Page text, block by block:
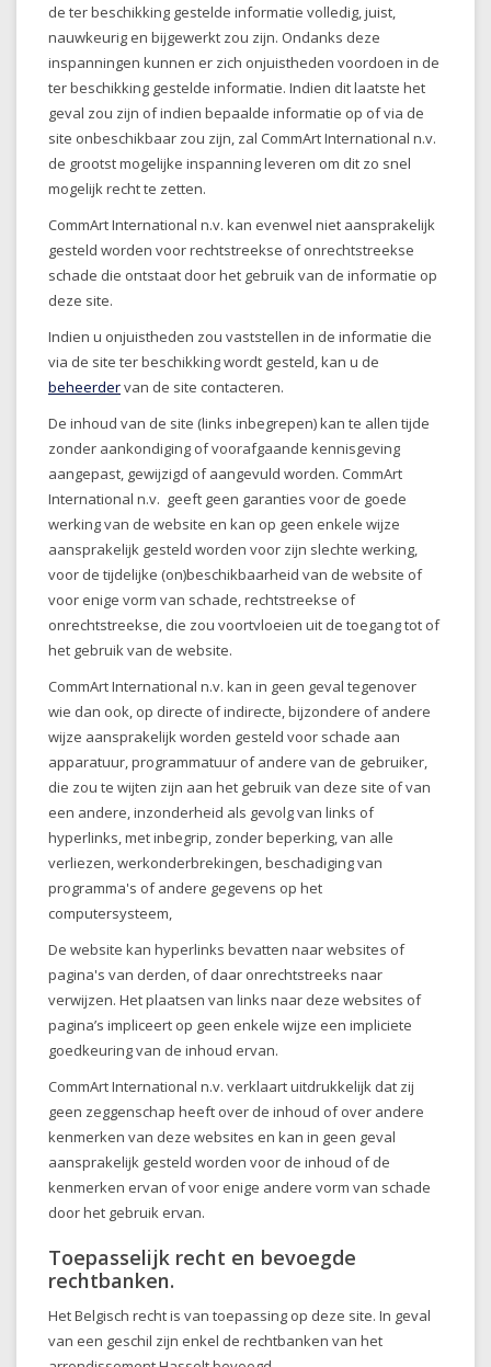
de ter beschikking gestelde informatie volledig, juist,
nauwkeurig en bijgewerkt zou zijn. Ondanks deze
inspanningen kunnen er zich onjuistheden voordoen in de
ter beschikking gestelde informatie. Indien dit laatste het
geval zou zijn of indien bepaalde informatie op of via de
site onbeschikbaar zou zijn, zal CommArt International n.v.
de grootst mogelijke inspanning leveren om dit zo snel
mogelijk recht te zetten.
CommArt International n.v. kan evenwel niet aansprakelijk
gesteld worden voor rechtstreekse of onrechtstreekse
schade die ontstaat door het gebruik van de informatie op
deze site.
Indien u onjuistheden zou vaststellen in de informatie die
via de site ter beschikking wordt gesteld, kan u de
beheerdervan de site contacteren.
De inhoud van de site (links inbegrepen) kan te allen tijde
zonder aankondiging of voorafgaande kennisgeving
aangepast, gewijzigd of aangevuld worden. CommArt
International n.v. geeft geen garanties voor de goede
werking van de website en kan op geen enkele wijze
aansprakelijk gesteld worden voor zijn slechte werking,
voor de tijdelijke (on)beschikbaarheid van de website of
voor enige vorm van schade, rechtstreekse of
onrechtstreekse, die zou voortvloeien uit de toegang tot of
het gebruik van de website.
CommArt International n.v. kan in geen geval tegenover
wie dan ook, op directe of indirecte, bijzondere of andere
wijze aansprakelijk worden gesteld voor schade aan
apparatuur, programmatuur of andere van de gebruiker,
die zou te wijten zijn aan het gebruik van deze site of van
een andere, inzonderheid als gevolg van links of
hyperlinks, met inbegrip, zonder beperking, van alle
verliezen, werkonderbrekingen, beschadiging van
programma's of andere gegevens op het
computersysteem,
De website kan hyperlinks bevatten naar websites of
pagina's van derden, of daar onrechtstreeks naar
verwijzen. Het plaatsen van links naar deze websites of
pagina’s impliceert op geen enkele wijze een impliciete
goedkeuring van de inhoud ervan.
CommArt International n.v. verklaart uitdrukkelijk dat zij
geen zeggenschap heeft over de inhoud of over andere
kenmerken van deze websites en kan in geen geval
aansprakelijk gesteld worden voor de inhoud of de
kenmerken ervan of voor enige andere vorm van schade
door het gebruik ervan.
Toepasselijk recht en bevoegde
rechtbanken.
Het Belgisch recht is van toepassing op deze site. In geval
van een geschil zijn enkel de rechtbanken van het